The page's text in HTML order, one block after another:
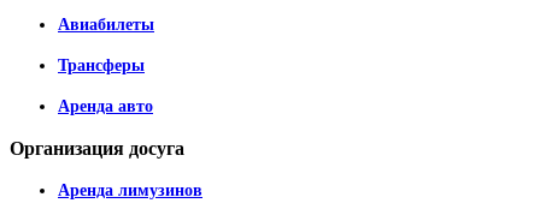
Авиабилеты
Трансферы
Аренда авто
Организация досуга
Аренда лимузинов